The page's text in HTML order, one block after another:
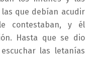
que debían acudir
contestaban, y él
Hasta que se dio
las letanías